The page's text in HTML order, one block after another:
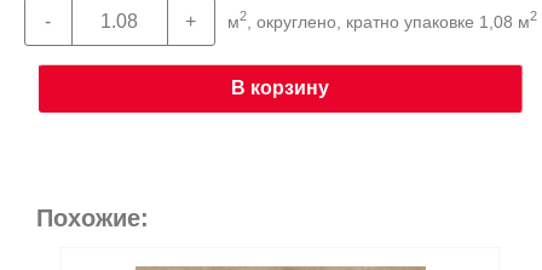
м2, округлено, кратно упаковке 1,08 м2
В корзину
Похожие: